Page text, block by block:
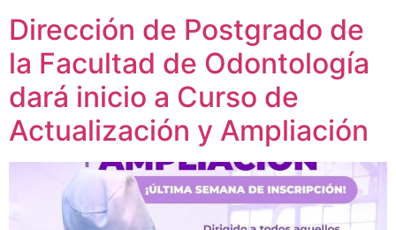
Dirección de Postgrado de
la Facultad de Odontología
dará inicio a Curso de
Actualización y Ampliación